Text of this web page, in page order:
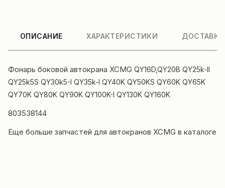
ОПИСАНИЕ ХАРАКТЕРИСТИКИ
Фонарь боковой автокрана XCMG QY16D,QY20B QY25k-II
QY25k5S QY30k5-I QY35k-I QY40K QY50KS QY60K QY65K
QY70K QY80K QY90K QY100K-I QY130K QY160K
803538144
Еще больше запчастей для автокранов XCMG в каталоге